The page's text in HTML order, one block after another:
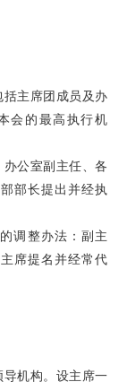
主席团成员及办
会的最高执行机
公室副主任、各
部长提出并经执
调整办法：副主
席提名并经常代
机构。设主席一